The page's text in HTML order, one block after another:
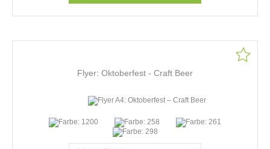
Flyer: Oktoberfest - Craft Beer